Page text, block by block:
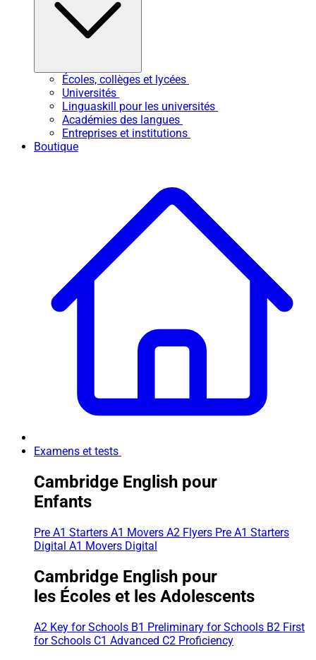
Écoles, collèges et lycées
Universités
Linguaskill pour les universités
Académies des langues
Entreprises et institutions
Boutique
Examens et tests
Cambridge English pour
Enfants
Pre A1 Starters A1 Movers A2 Flyers Pre A1 Starters
Digital A1 Movers Digital
Cambridge English pour
les Écoles et les Adolescents
A2 Key for Schools B1 Preliminary for Schools B2 First
for Schools C1 Advanced C2 Proficiency